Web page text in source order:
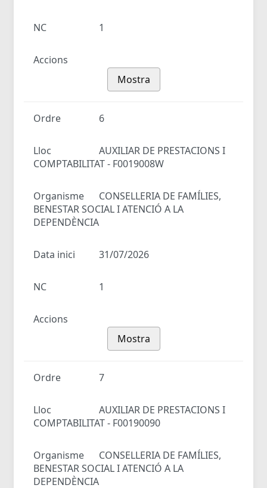
NC 1
Accions
Mostra
Ordre 6
Lloc
AUXILIAR DE PRESTACIONS I
COMPTABILITAT - F0019008W
Organisme
CONSELLERIA DE FAMÍLIES,
BENESTAR SOCIAL I ATENCIÓ A LA
DEPENDÈNCIA
Data inici 31/07/2026
NC 1
Accions
Mostra
Ordre 7
Lloc
AUXILIAR DE PRESTACIONS I
COMPTABILITAT - F00190090
Organisme
CONSELLERIA DE FAMÍLIES,
BENESTAR SOCIAL I ATENCIÓ A LA
DEPENDÈNCIA